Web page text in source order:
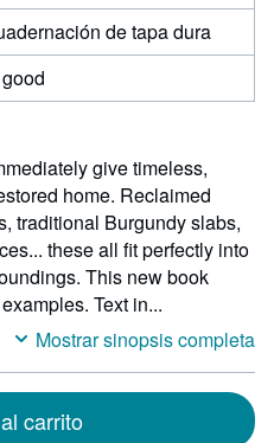
de tapa dura
give timeless,
home. Reclaimed
traditional Burgundy slabs,
these all fit perfectly into
This new book
Text in...
Mostrar sinopsis completa
carrito